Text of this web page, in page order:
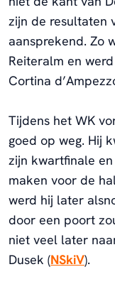
zijn de resultaten
aansprekend. Zo
Reiteralm en
Cortina
Tijdens het WK
goed op weg. Hij
zijn kwartfinale
maken voor de
werd hij later
door een poort
niet veel later
Dusek (NSkiV).